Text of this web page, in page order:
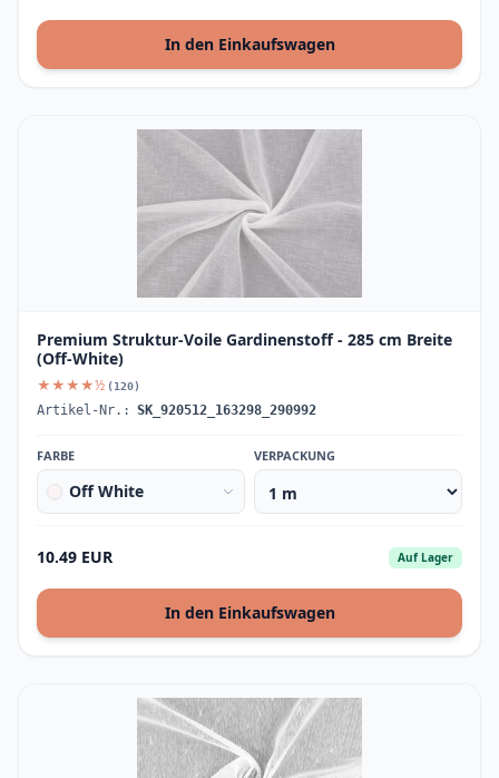
In den Einkaufswagen
Premium Struktur-Voile Gardinenstoff - 285 cm Breite
(Off-White)
★★★★½ (120)
Artikel-Nr.: SK_920512_163298_290992
FARBE
Off White
VERPACKUNG
10.49 EUR Auf Lager
In den Einkaufswagen